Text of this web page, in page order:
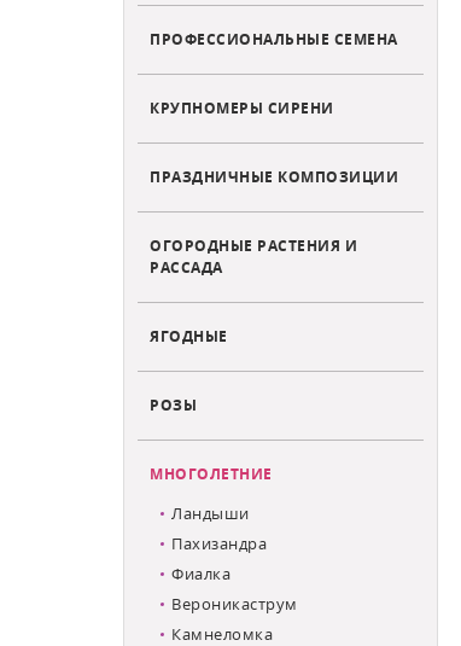
ПРОФЕССИОНАЛЬНЫЕ СЕМЕНА
КРУПНОМЕРЫ СИРЕНИ
ПРАЗДНИЧНЫЕ КОМПОЗИЦИИ
ОГОРОДНЫЕ РАСТЕНИЯ И
РАССАДА
ЯГОДНЫЕ
РОЗЫ
МНОГОЛЕТНИЕ
Ландыши
Пахизандра
Фиалка
Вероникаструм
Камнеломка